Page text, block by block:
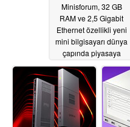
Minisforum, 32 GB
RAM ve 2,5 Gigabit
Ethernet özellikli yeni
mini bilgisayarı dünya
çapında piyasaya
sürdü07/07/2026